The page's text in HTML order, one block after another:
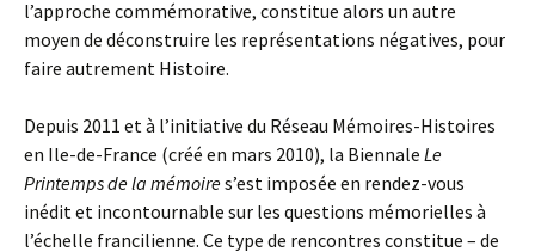
l’approche commémorative, constitue alors un autre
moyen de déconstruire les représentations négatives, pour
faire autrement Histoire.
Depuis 2011 et à l’initiative du Réseau Mémoires-Histoires
en Ile-de-France (créé en mars 2010), la Biennale Le
Printemps de la mémoires’est imposée en rendez-vous
inédit et incontournable sur les questions mémorielles à
l’échelle francilienne. Ce type de rencontres constitue – de